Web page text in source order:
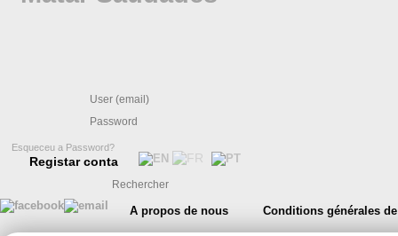
Esqueceu a Password?
Registar conta
A propos de nous Conditions générales